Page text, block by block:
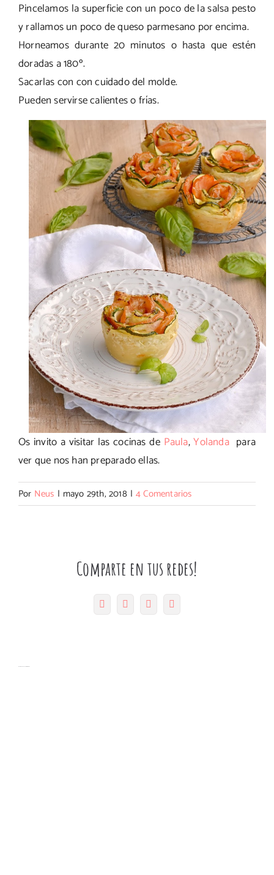
Pincelamos la superficie con un poco de la salsa pesto
y rallamos un poco de queso parmesano por encima.
Horneamos durante 20 minutos o hasta que estén
doradas a 180º.
Sacarlas con con cuidado del molde.
Pueden servirse calientes o frías.
Os invito a visitar las cocinas de Paula,Yolandapara
ver que nos han preparado ellas.
Por Neus | mayo 29th, 2018 | 4 Comentarios
Comparte en tus redes!
FacebookTwitter Pinterest
electrónico